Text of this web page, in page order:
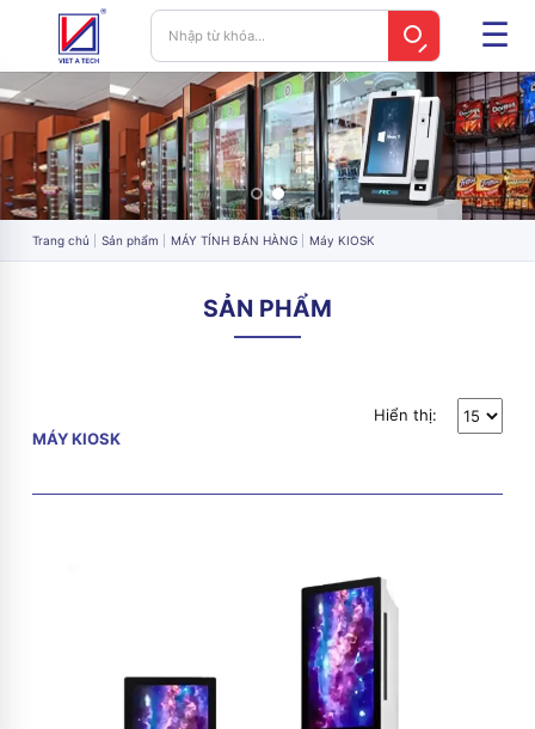
Trang chủ Sản phẩm MÁY TÍNH BÁN HÀNG Máy KIOSK
SẢN PHẨM
MÁY KIOSK
Hiển thị: